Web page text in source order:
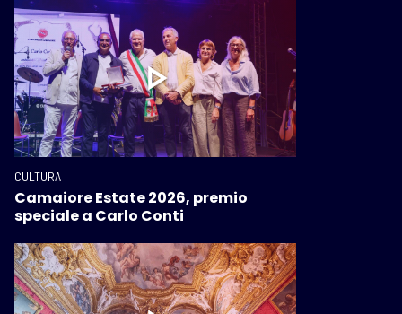
CULTURA
Camaiore Estate 2026, premio
speciale a Carlo Conti